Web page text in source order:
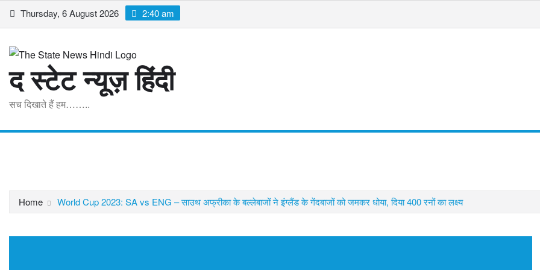
Skip Thursday, 6 August 2026 2:40 am
द स्टेट न्यूज़ हिंदी
सच दिखाते हैं हम……..
Home World Cup 2023: SA vs ENG – साउथ अफ्रीका के बल्लेबाजों ने इंग्लैंड के गेंदबाजों को जमकर धोया, दिया 400 रनों का लक्ष्य